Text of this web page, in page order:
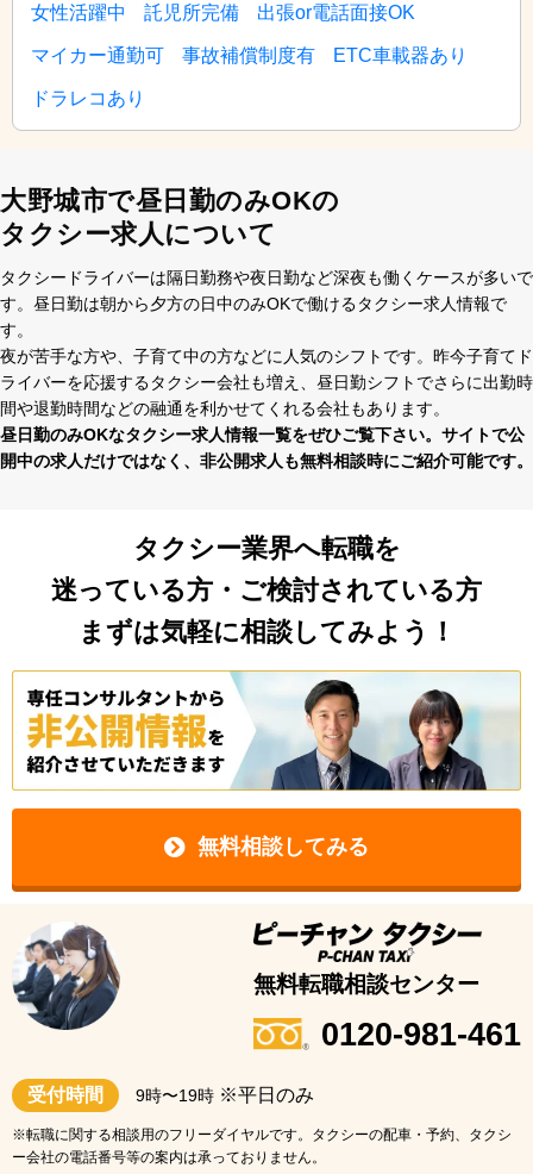
女性活躍中 託児所完備 出張or電話面接OK
マイカー通勤可 事故補償制度有 ETC車載器あり
ドラレコあり
大野城市で昼日勤のみOKの
タクシー求人について
タクシードライバーは隔⽇勤務や夜⽇勤など深夜も働くケースが多いで
す。昼⽇勤は朝から⼣⽅の⽇中のみOKで働けるタクシー求⼈情報で
す。
夜が苦⼿な⽅や、⼦育て中の⽅などに⼈気のシフトです。昨今⼦育てド
ライバーを応援するタクシー会社も増え、昼⽇勤シフトでさらに出勤時
間や退勤時間などの融通を利かせてくれる会社もあります。
昼⽇勤のみOKなタクシー求⼈情報⼀覧をぜひご覧下さい。サイトで公
開中の求⼈だけではなく、⾮公開求⼈も無料相談時にご紹介可能です。
タクシー業界へ転職を
迷っている方・ご検討されている方
まずは気軽に相談してみよう！
無料相談してみる
無料転職相談センター
0120-981-461
受付時間 9時〜19時 ※平日のみ
※転職に関する相談用のフリーダイヤルです。タクシーの配車・予約、タクシ
ー会社の電話番号等の案内は承っておりません。